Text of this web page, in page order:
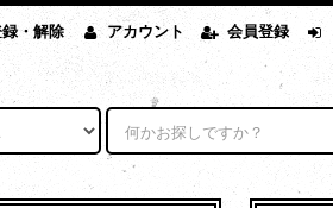
・解除 アカウント 会員登録